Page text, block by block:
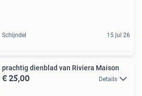
Schijndel 15 jul 26
prachtig dienblad van Riviera Maison
€ 25,00 Details